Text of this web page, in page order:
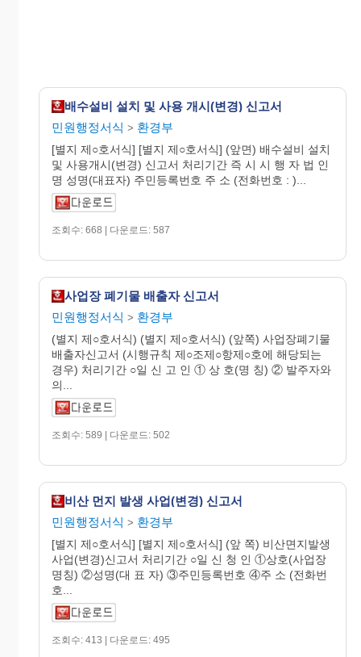
배수설비 설치 및 사용 개시(변경) 신고서
민원행정서식 > 환경부
[별지 제○호서식] [별지 제○호서식] (앞면) 배수설비 설치
및 사용개시(변경) 신고서 처리기간 즉 시 시 행 자 법 인
명 성명(대표자) 주민등록번호 주 소 (전화번호 : )...
조회수: 668 | 다운로드: 587
사업장 폐기물 배출자 신고서
민원행정서식 > 환경부
(별지 제○호서식) (별지 제○호서식) (앞쪽) 사업장폐기물
배출자신고서 (시행규칙 제○조제○항제○호에 해당되는
경우) 처리기간 ○일 신 고 인 ① 상 호(명 칭) ② 발주자와
의...
조회수: 589 | 다운로드: 502
비산 먼지 발생 사업(변경) 신고서
민원행정서식 > 환경부
[별지 제○호서식] [별지 제○호서식] (앞 쪽) 비산면지발생
사업(변경)신고서 처리기간 ○일 신 청 인 ①상호(사업장
명칭) ②성명(대 표 자) ③주민등록번호 ④주 소 (전화번
호...
조회수: 413 | 다운로드: 495